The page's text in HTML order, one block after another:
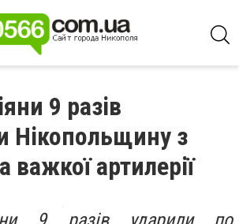
9 разів
Нікопольщину з
важкої артилерії